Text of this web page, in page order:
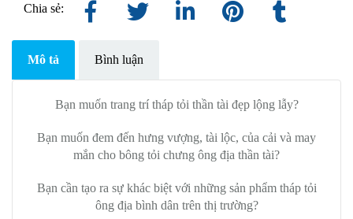
Chia sẻ:
Mô tả Bình luận
Bạn muốn trang trí tháp tỏi thần tài đẹp lộng lẫy?
Bạn muốn đem đến hưng vượng, tài lộc, của cải và may
mắn cho bông tỏi chưng ông địa thần tài?
Bạn cần tạo ra sự khác biệt với những sản phẩm tháp tỏi
ông địa bình dân trên thị trường?